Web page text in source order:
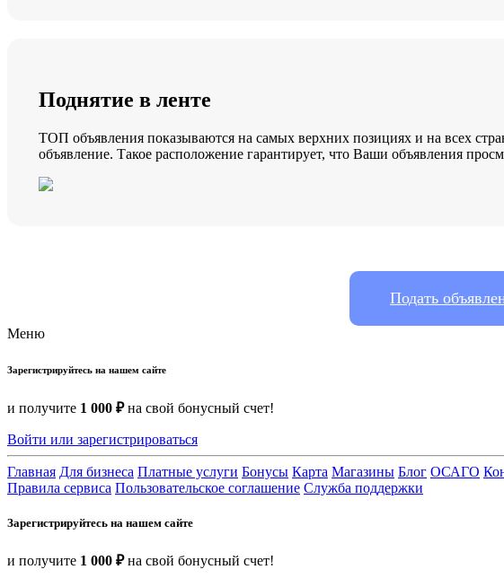
Поднятие в ленте
ТОП объявления показываются на самых верхних позициях и на всех
объявление. Такое расположение гарантирует, что Ваши объявления
Подать
Меню
Зарегистрируйтесь на нашем сайте
и получите 1 000 ₽на свой бонусный счет!
Войти или зарегистрироваться
Главная Для бизнеса Платные услуги Бонусы Карта Магазины Блог ОСАГО
Правила сервиса Пользовательское соглашение Служба поддержки
Зарегистрируйтесь на нашем сайте
и получите 1 000 ₽на свой бонусный счет!